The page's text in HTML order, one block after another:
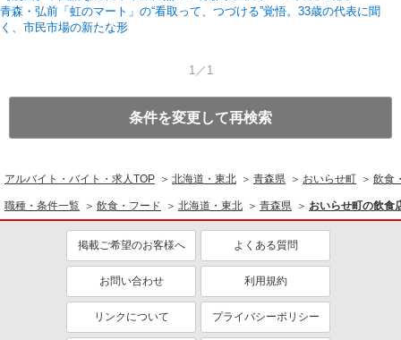
青森・弘前「虹のマート」の“看取って、つづける”​覚悟。33歳の代表に聞
く、市民市場の新たな形
1／1
条件を変更して再検索
アルバイト・バイト・求人TOP 北海道・東北 青森県 おいらせ町 飲食
職種・条件一覧 飲食・フード 北海道・東北 青森県 おいらせ町の飲食
掲載ご希望のお客様へ よくある質問
お問い合わせ 利用規約
リンクについて プライバシーポリシー